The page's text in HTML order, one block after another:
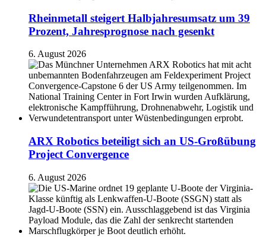
Rheinmetall steigert Halbjahresumsatz um 39
Prozent, Jahresprognose nach gesenkt
6. August 2026
ARX Robotics beteiligt sich an US-Großübung
Project Convergence
6. August 2026